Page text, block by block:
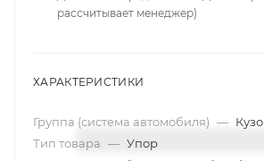
рассчитывает менеджер)
ХАРАКТЕРИСТИКИ
Группа (система автомобиля) —
Тип товара — Упор